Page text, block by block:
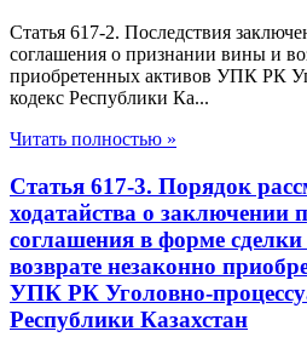
Статья 617-2. Последствия
соглашения о признании вины и
приобретенных активов УПК РК
кодекс Республики Ка...
Читать полностью »
Статья 617-3. Порядок
ходатайства о заключении
соглашения в форме
возврате незаконно
УПК РК Уголовно-
Республики Казахстан